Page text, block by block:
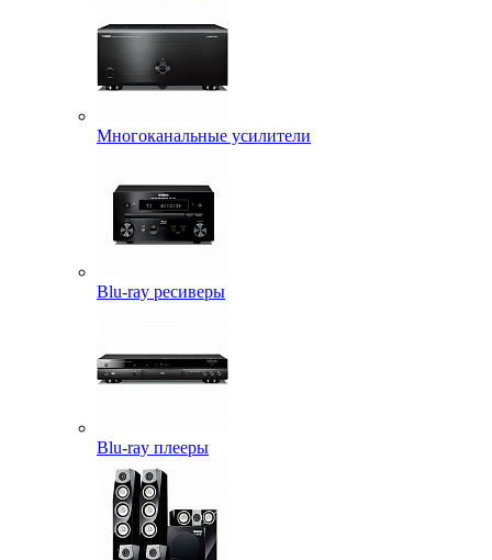
Многоканальные усилители
Blu-ray ресиверы
Blu-ray плееры